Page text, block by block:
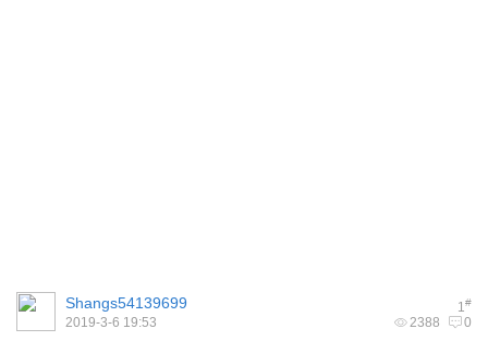
1#
Shangs54139699
2388 0
2019-3-6 19:53